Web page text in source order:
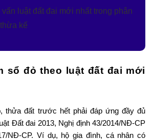
vấn luật đất đai mới nhất trong phân
kế
sổ đỏ theo luật đất đai mới
thửa đất trước hết phải đáp ứng đầy đủ
Đất đai 2013, Nghị định 43/2014/NĐ-CP
NĐ-CP. Ví dụ, hộ gia đình, cá nhân có